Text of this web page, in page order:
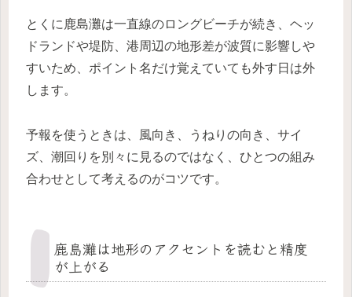
とくに鹿島灘は一直線のロングビーチが続き、ヘッ
ドランドや堤防、港周辺の地形差が波質に影響しや
すいため、ポイント名だけ覚えていても外す日は外
します。
予報を使うときは、風向き、うねりの向き、サイ
ズ、潮回りを別々に見るのではなく、ひとつの組み
合わせとして考えるのがコツです。
鹿島灘は地形のアクセントを読むと精度
が上がる